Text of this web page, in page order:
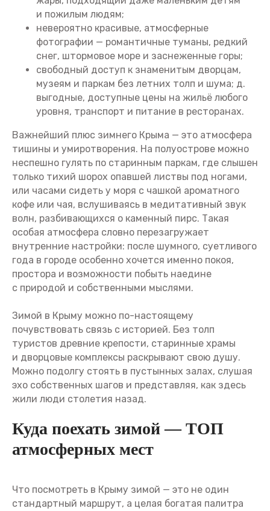
и пожилым людям;
невероятно красивые, атмосферные
фотографии — романтичные туманы, редкий
снег, штормовое море и заснеженные горы;
свободный доступ к знаменитым дворцам,
музеям и паркам без летних толп и шума; д.
выгодные, доступные цены на жильё любого
уровня, транспорт и питание в ресторанах.
Важнейший плюс зимнего Крыма — это атмосфера
тишины и умиротворения. На полуострове можно
неспешно гулять по старинным паркам, где слышен
только тихий шорох опавшей листвы под ногами,
или часами сидеть у моря с чашкой ароматного
кофе или чая, вслушиваясь в медитативный звук
волн, разбивающихся о каменный пирс. Такая
особая атмосфера словно перезагружает
внутренние настройки: после шумного, суетливого
года в городе особенно хочется именно покоя,
простора и возможности побыть наедине
с природой и собственными мыслями.
Зимой в Крыму можно по-настоящему
почувствовать связь с историей. Без толп
туристов древние крепости, старинные храмы
и дворцовые комплексы раскрывают свою душу.
Можно подолгу стоять в пустынных залах, слушая
эхо собственных шагов и представляя, как здесь
жили люди столетия назад.
Куда поехать зимой — ТОП
атмосферных мест
Что посмотреть в Крыму зимой — это не один
стандартный маршрут, а целая богатая палитра